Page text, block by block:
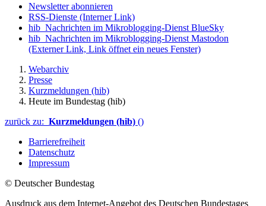
Newsletter abonnieren
RSS-Dienste (Interner Link)
hib_Nachrichten im Mikroblogging-Dienst BlueSky
hib_Nachrichten im Mikroblogging-Dienst Mastodon
(Externer Link, Link öffnet ein neues Fenster)
Webarchiv
Presse
Kurzmeldungen (hib)
Heute im Bundestag (hib)
zurück zu: Kurzmeldungen (hib) ()
Barrierefreiheit
Datenschutz
Impressum
© Deutscher Bundestag
Ausdruck aus dem Internet-Angebot des Deutschen Bundestages